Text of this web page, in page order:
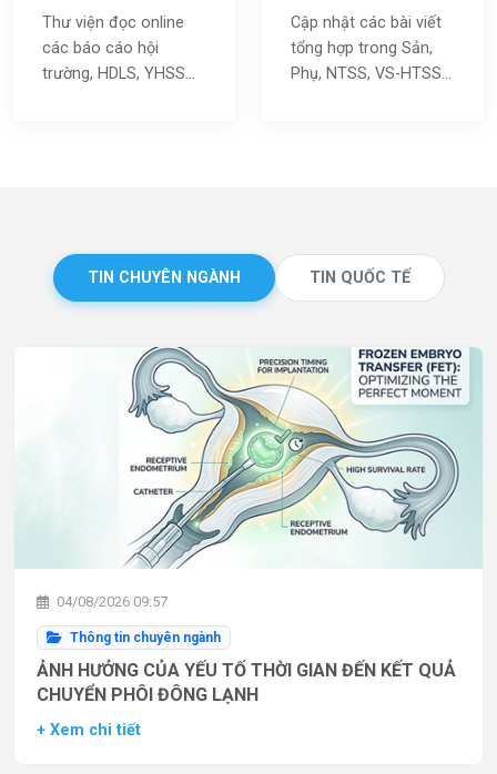
Thư viện đọc online
các báo cáo hội
trường, HDLS, YHSS…
Cập nhật các bài viết
tổng hợp trong Sản,
Phụ, NTSS, VS-HTSS...
TIN CHUYÊN NGÀNH TIN QUỐC TẾ
04/08/2026 09:57
Thông tin chuyên ngành
ẢNH HƯỞNG CỦA YẾU TỐ THỜI GIAN ĐẾN KẾT QUẢ
CHUYỂN PHÔI ĐÔNG LẠNH
+ Xem chi tiết